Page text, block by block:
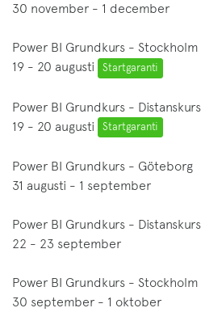
30 november - 1 december
Power BI Grundkurs - Stockholm
19 - 20 augusti
Startgaranti
Power BI Grundkurs - Distanskurs
19 - 20 augusti
Startgaranti
Power BI Grundkurs - Göteborg
31 augusti - 1 september
Power BI Grundkurs - Distanskurs
22 - 23 september
Power BI Grundkurs - Stockholm
30 september - 1 oktober